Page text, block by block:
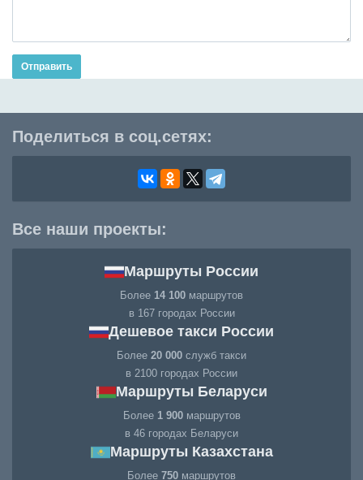
Отправить
Поделиться в соц.сетях:
Все наши проекты:
Маршруты России
Более 14 100 маршрутов
в 167 городах России
Дешевое такси России
Более 20 000 служб такси
в 2100 городах России
Маршруты Беларуси
Более 1 900маршрутов
в 46 городах Беларуси
Маршруты Казахстана
Более 750 маршрутов